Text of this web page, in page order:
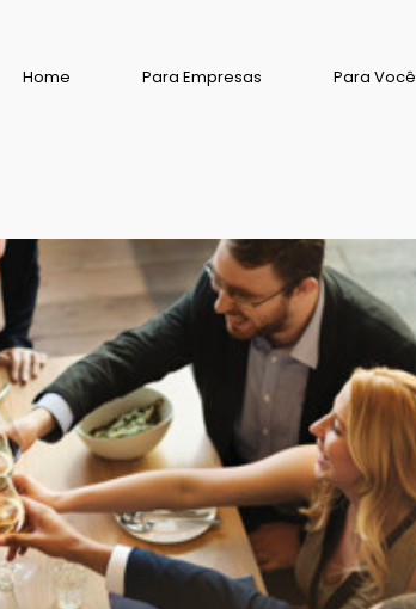
Home Para Empresas Para Você